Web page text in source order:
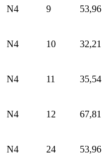
N4 9 53,96
N4 10 32,21
N4 11 35,54
N4 12 67,81
N4 24 53,96